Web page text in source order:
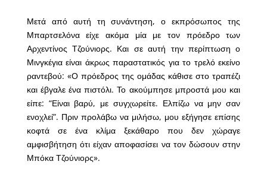
Μετά από αυτή τη συνάντηση, ο εκπρόσωπος της
Μπαρτσελόνα είχε ακόμα μία με τον πρόεδρο των
Αρχεντίνος Τζούνιορς. Και σε αυτή την περίπτωση ο
Μινγκέγια είναι άκρως παραστατικός για το τρελό εκείνο
ραντεβού: «Ο πρόεδρος της ομάδας κάθισε στο τραπέζι
και έβγαλε ένα πιστόλι. Το ακούμπησε μπροστά μου και
είπε: “Είναι βαρύ, με συγχωρείτε. Ελπίζω να μην σαν
ενοχλεί”. Πριν προλάβω να μιλήσω, μου εξήγησε επίσης
κοφτά σε ένα κλίμα ξεκάθαρο που δεν χώραγε
αμφισβήτηση ότι είχαν αποφασίσει να τον δώσουν στην
Μπόκα Τζούνιορς».